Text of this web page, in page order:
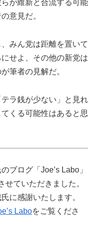
が維新と合流する可能
意見だ。
みん党は距離を置いて
せよ、その他の新党は
筆者の見解だ。
ラ銭が少ない」と見れ
くる可能性はあると思
ブログ「Joe’s Labo」
ていただきました。
に感謝いたします。
Laboをご覧くださ